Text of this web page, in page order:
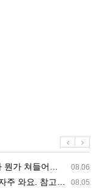
08.06
지 저걸 전쟁준비라고 하…
08.05
인할 때 출처 꼭 체크해요.…